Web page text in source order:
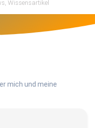
mich und meine